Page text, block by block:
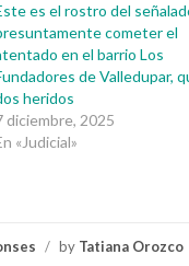
es el rostro del
cometer el
en el barrio Los
de Valledupar,
heridos
diciembre, 2025
«Judicial»
/ by Tatiana Orozco